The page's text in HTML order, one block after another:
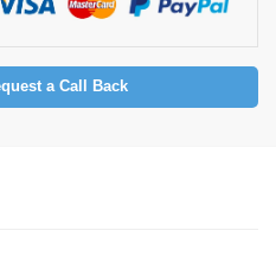
a Call Back